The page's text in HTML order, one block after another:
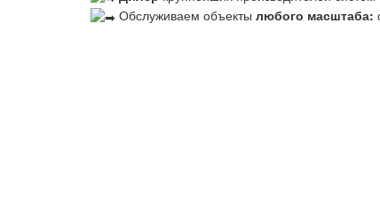
Обслуживаем объекты любого масштаба: